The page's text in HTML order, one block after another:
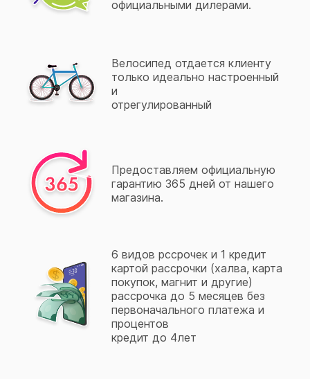
официальными дилерами.
Велосипед отдается клиенту
только идеально настроенный
и
отрегулированный
Предоставляем официальную
гарантию 365 дней от нашего
магазина.
6 видов рссрочек и 1 кредит
картой рассрочки (халва, карта
покупок, магнит и другие)
рассрочка до 5 месяцев без
первоначального платежа и
процентов
кредит до 4лет